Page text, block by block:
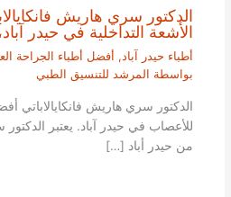
الدكتور سري هاريش
الأشعة التداخلية في حيدر
أطباء حيدر آباد , أفضل أطباء الجراحة
بواسطة المرشد للتنسيق الطبي
الدكتور سري هاريش فانكايالاباتي
للأعصاب في حيدر آباد. يعتبر الدكتور
من حيدر أباد […]